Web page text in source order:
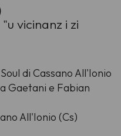
vicinanz i zi
di Cassano All'Ionio
Gaetani e Fabian
All'Ionio (Cs)